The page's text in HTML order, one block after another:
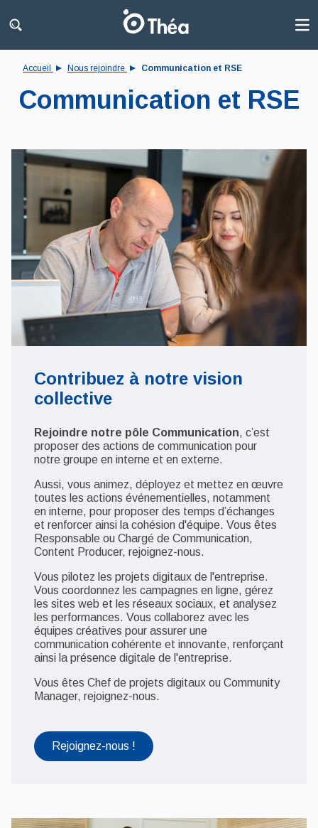
Accueil Nous rejoindre Communication et RSE
Communication et RSE
Contribuez à notre vision
collective
Rejoindre notre pôle Communication, c’est
proposer des actions de communication pour
notre groupe en interne et en externe.
Aussi, vous animez, déployez et mettez en œuvre
toutes les actions événementielles, notamment
en interne, pour proposer des temps d’échanges
et renforcer ainsi la cohésion d'équipe. Vous êtes
Responsable ou Chargé de Communication,
Content Producer, rejoignez-nous.
Vous pilotez les projets digitaux de l'entreprise.
Vous coordonnez les campagnes en ligne, gérez
les sites web et les réseaux sociaux, et analysez
les performances. Vous collaborez avec les
équipes créatives pour assurer une
communication cohérente et innovante, renforçant
ainsi la présence digitale de l'entreprise.
Vous êtes Chef de projets digitaux ou Community
Manager, rejoignez-nous.
Rejoignez-nous !